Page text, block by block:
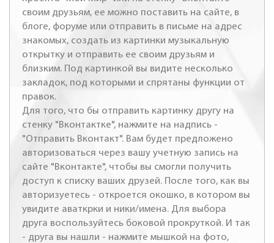
своим друзьям, ее можно поставить на сайте, в
блоге, форуме или отправить в письме на адрес
знакомых, создать из картинки музыкальную
открытку и отправить ее своим друзьям и
близким. Под картинкой вы видите несколько
закладок, под которыми и спрятаны функции от
правок.
Для того, что бы отправить картинку другу на
стенку "Вконтактке", нажмите на надпись -
"Отправить Вконтакт". Вам будет предложено
авторизоваться через вашу учетную запись на
сайте "Вконтакте", чтобы вы смогли получить
доступ к списку ваших друзей. После того, как вы
авторизуетесь - откроется окошко, в котором вы
увидите аваткрки и ники/имена. Для выбора
друга воспользуйтесь боковой прокруткой. И так
- друга вы нашли - нажмите мышкой на фото,